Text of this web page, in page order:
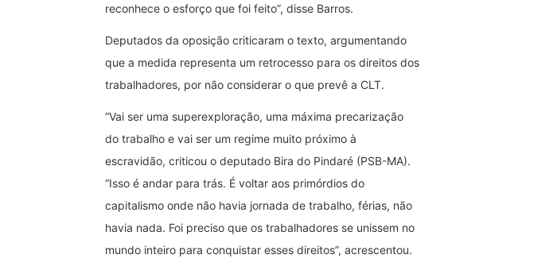
reconhece o esforço que foi feito”, disse Barros.
Deputados da oposição criticaram o texto, argumentando
que a medida representa um retrocesso para os direitos dos
trabalhadores, por não considerar o que prevê a CLT.
“Vai ser uma superexploração, uma máxima precarização
do trabalho e vai ser um regime muito próximo à
escravidão, criticou o deputado Bira do Pindaré (PSB-MA).
“Isso é andar para trás. É voltar aos primórdios do
capitalismo onde não havia jornada de trabalho, férias, não
havia nada. Foi preciso que os trabalhadores se unissem no
mundo inteiro para conquistar esses direitos”, acrescentou.